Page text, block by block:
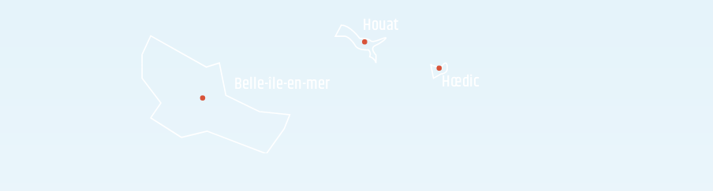
Belle-île-en-mer
Houat
Hœdic